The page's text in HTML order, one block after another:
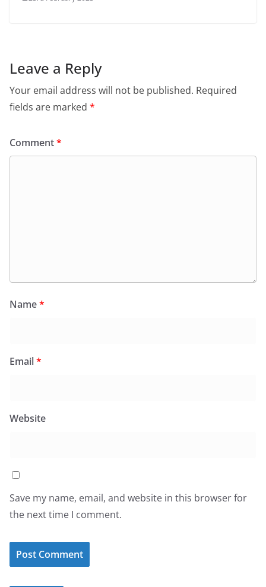
Leave a Reply
Your email address will not be published. Required
fields are marked *
Comment*
Name*
Email*
Website
Save my name, email, and website in this browser for
the next time I comment.